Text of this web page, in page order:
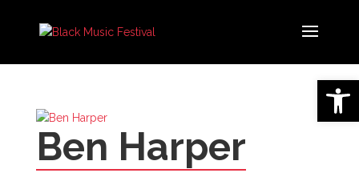
Obre
Ben Harper